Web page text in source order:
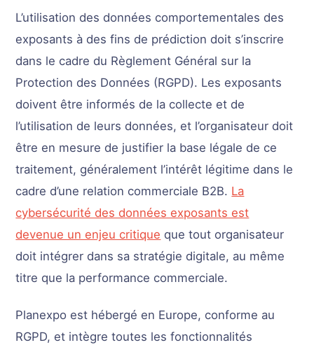
L’utilisation des données comportementales des
exposants à des fins de prédiction doit s’inscrire
dans le cadre du Règlement Général sur la
Protection des Données (RGPD). Les exposants
doivent être informés de la collecte et de
l’utilisation de leurs données, et l’organisateur doit
être en mesure de justifier la base légale de ce
traitement, généralement l’intérêt légitime dans le
cadre d’une relation commerciale B2B. La
cybersécurité des données exposants est
devenue un enjeu critique que tout organisateur
doit intégrer dans sa stratégie digitale, au même
titre que la performance commerciale.
Planexpo est hébergé en Europe, conforme au
RGPD, et intègre toutes les fonctionnalités